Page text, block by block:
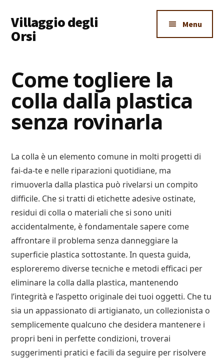
main
content
primary
sidebar
footer
menu
Villaggio degli
Orsi
Dove
Imparare
Tutto
Menu
Come togliere la
colla dalla plastica
senza rovinarla
La colla è un elemento comune in molti progetti di
fai-da-te e nelle riparazioni quotidiane, ma
rimuoverla dalla plastica può rivelarsi un compito
difficile. Che si tratti di etichette adesive ostinate,
residui di colla o materiali che si sono uniti
accidentalmente, è fondamentale sapere come
affrontare il problema senza danneggiare la
superficie plastica sottostante. In questa guida,
esploreremo diverse tecniche e metodi efficaci per
eliminare la colla dalla plastica, mantenendo
l’integrità e l’aspetto originale dei tuoi oggetti. Che tu
sia un appassionato di artigianato, un collezionista o
semplicemente qualcuno che desidera mantenere i
propri beni in perfette condizioni, troverai
suggerimenti pratici e facili da seguire per risolvere